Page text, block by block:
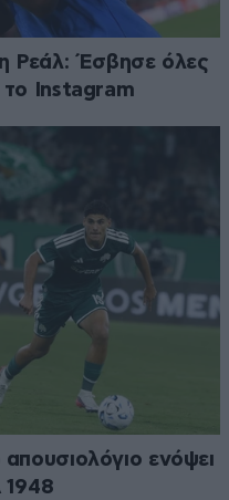
Ρεάλ: Έσβησε όλες
το Instagram
ενόψει
1948